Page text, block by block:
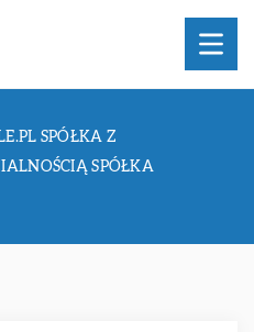
SPÓŁKA Z
SPÓŁKA